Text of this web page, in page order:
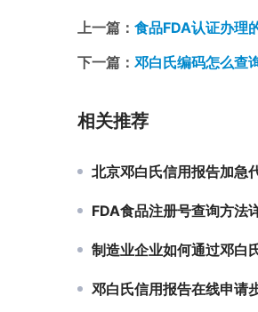
上一篇： 食品FDA认证办理
下一篇： 邓白氏编码怎么查
相关推荐
北京邓白氏信用报告加急代理服
FDA食品注册号查询方法
制造业企业如何通过邓白
邓白氏信用报告在线申请